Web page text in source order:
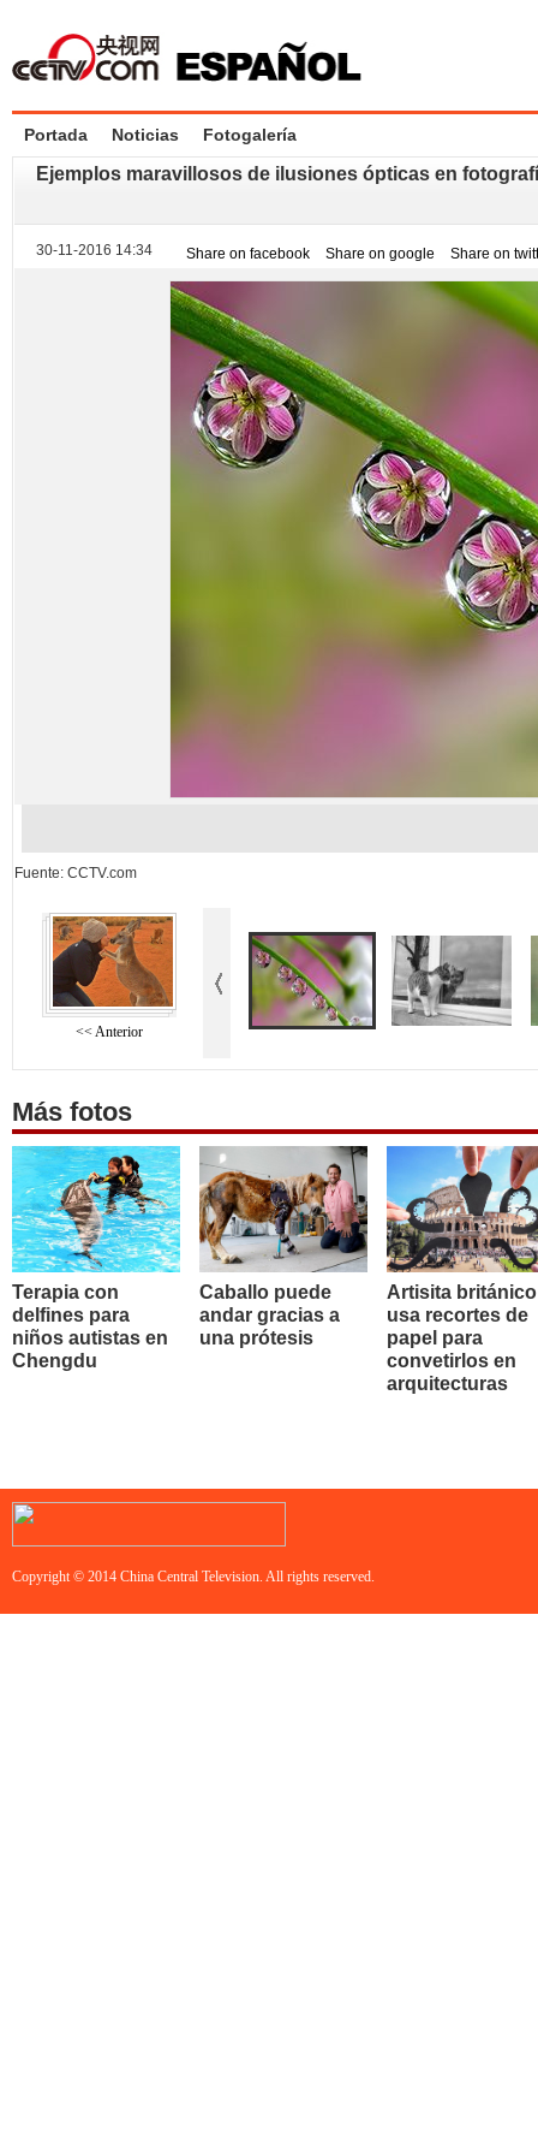
Portada Noticias Fotogalería
Ejemplos maravillosos de ilusiones ópticas en
30-11-2016 14:34 Share on facebook Share on google Share on
Fuente: CCTV.com
<< Anterior
Más fotos
Terapia con
delfines para
niños autistas en
Chengdu
Caballo puede
andar gracias a
una prótesis
Artisita británico
usa recortes de
papel para
convetirlos en
arquitecturas
Copyright © 2014 China Central Television. All rights reserved.